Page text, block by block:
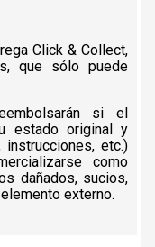
Click & Collect,
que sólo puede
si el
estado original y
instrucciones, etc.)
como
dañados, sucios,
externo.